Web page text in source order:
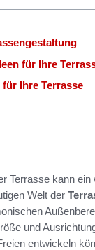
für Ihre
Ihre Terrasse
Terrasse kann
Welt der
und
entwickeln